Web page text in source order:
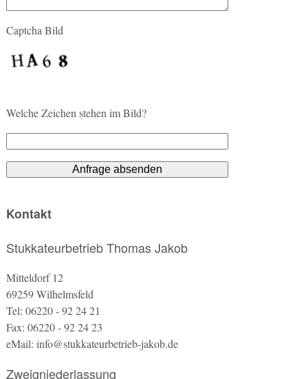
Captcha Bild
Welche Zeichen stehen im Bild?
Kontakt
Stukkateurbetrieb Thomas Jakob
Mitteldorf 12
69259 Wilhelmsfeld
Tel: 06220 - 92 24 21
Fax: 06220 - 92 24 23
eMail: info@stukkateurbetrieb-jakob.de
Zweigniederlassung